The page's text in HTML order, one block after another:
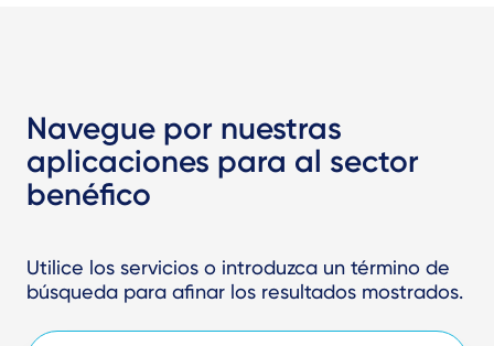
Navegue por nuestras
aplicaciones para al sector
benéfico
Utilice los servicios o introduzca un término de
búsqueda para afinar los resultados mostrados.